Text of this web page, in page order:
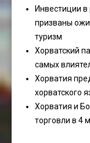
Инвестиции
призваны
туризм
Хорватский
самых
Хорватия
хорватского
Хорватия и
торговли в 4